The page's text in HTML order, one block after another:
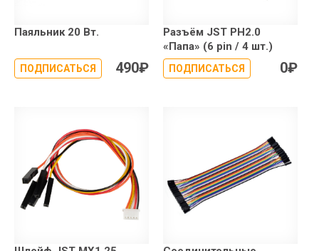
Паяльник 20 Вт.
ПОДПИСАТЬСЯ 490₽
Разъём JST PH2.0
«Папа» (6 pin / 4 шт.)
ПОДПИСАТЬСЯ 0₽